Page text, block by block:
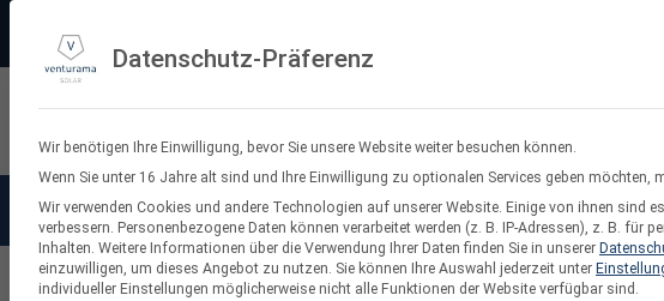
springen
PV-3D-Planungstool
Suchen
Solaranlagen Balkonkraftwerke
Datenschutz-Präferenz
Wir benötigen Ihre Einwilligung, bevor Sie unsere Website weiter besuchen können.
Wenn Sie unter 16 Jahre alt sind und Ihre Einwilligung zu optionalen Services geben möchten,
Wir verwenden Cookies und andere Technologien auf unserer Website. Einige von ihnen sind
verbessern. Personenbezogene Daten können verarbeitet werden (z. B. IP-Adressen), z. B.
Inhalten. Weitere Informationen über die Verwendung Ihrer Daten finden Sie in unserer
einzuwilligen, um dieses Angebot zu nutzen. Sie können Ihre Auswahl jederzeit unter
individueller Einstellungen möglicherweise nicht alle Funktionen der Website verfügbar sind.